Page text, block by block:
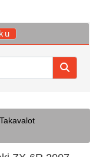
Takavalot